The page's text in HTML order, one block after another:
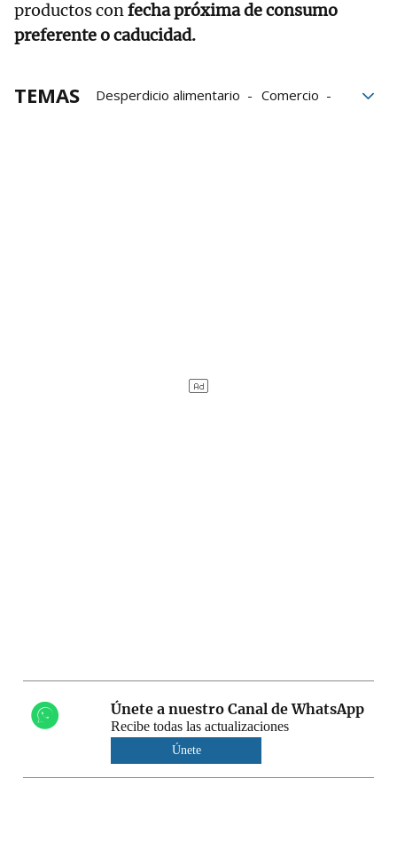
productos confecha próxima de consumo
preferente o caducidad.
TEMAS Desperdicio alimentario
Comercio
Únete a nuestro Canal de WhatsApp
Recibe todas las actualizaciones
Únete